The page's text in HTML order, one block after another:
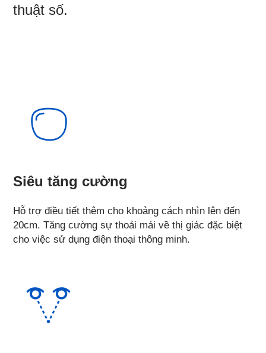
thuật số.
Siêu tăng cường
Hỗ trợ điều tiết thêm cho khoảng cách nhìn lên đến
20cm. Tăng cường sự thoải mái về thị giác đặc biệt
cho việc sử dụng điện thoại thông minh.